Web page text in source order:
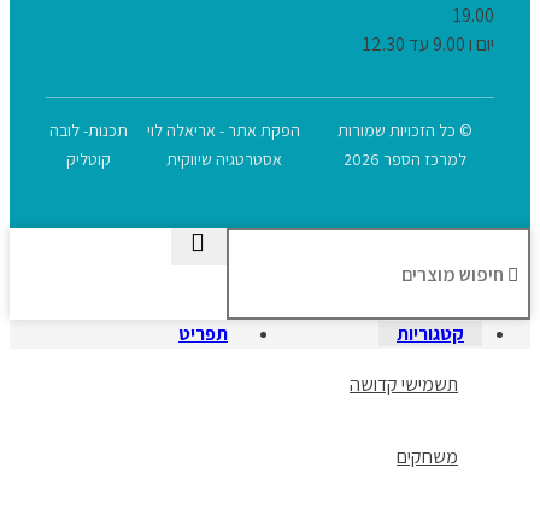
19.00
יום ו 9.00 עד 12.30
© כל הזכויות שמורות
למרכז הספר 2026
הפקת אתר - אריאלה לוי
אסטרטגיה שיווקית
תכנות- לובה
קוטליק
תפריט
קטגוריות
תשמישי קדושה
משחקים